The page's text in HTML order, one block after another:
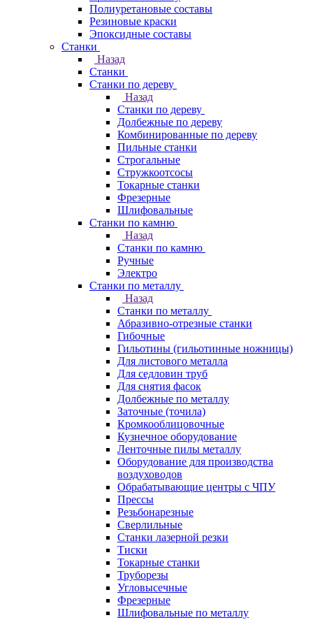
Полиуретановые составы
Резиновые краски
Эпоксидные составы
Станки
Назад
Станки
Станки по дереву
Назад
Станки по дереву
Долбежные по дереву
Комбинированные по дереву
Пильные станки
Строгальные
Стружкоотсосы
Токарные станки
Фрезерные
Шлифовальные
Станки по камню
Назад
Станки по камню
Ручные
Электро
Станки по металлу
Назад
Станки по металлу
Абразивно-отрезные станки
Гибочные
Гильотины (гильотинные ножницы)
Для листового металла
Для седловин труб
Для снятия фасок
Долбежные по металлу
Заточные (точила)
Кромкооблицовочные
Кузнечное оборудование
Ленточные пилы металлу
Оборудование для производства
воздуховодов
Обрабатывающие центры с ЧПУ
Прессы
Резьбонарезные
Сверлильные
Станки лазерной резки
Тиски
Токарные станки
Труборезы
Угловысечные
Фрезерные
Шлифовальные по металлу